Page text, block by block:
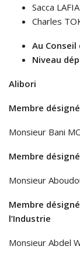
Sacca LAFIA
Charles
Au
Niveau
Alibori
Membre
Monsieur Bani
Membre
Monsieur
Membre
l’Industrie
Monsieur Abdel